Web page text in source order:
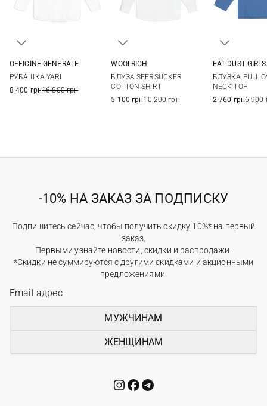
OFFICINE GENERALE
РУБАШКА YARI
8 400 грн16 800 грн
XL
L
WOOLRICH
БЛУЗА SEERSUCKER
COTTON SHIRT
5 100 грн10 200 грн
EAT DUST
БЛУЗКА PULL
NECK TOP
2 760 грн6 900
-10% НА ЗАКАЗ ЗА ПОДПИСКУ
Подпишитесь сейчас, чтобы получить скидку 10%* на первый
заказ.
Первыми узнайте новости, скидки и распродажи.
*Скидки не суммируются с другими скидками и акционными
предложениями.
МУЖЧИНАМ
ЖЕНЩИНАМ